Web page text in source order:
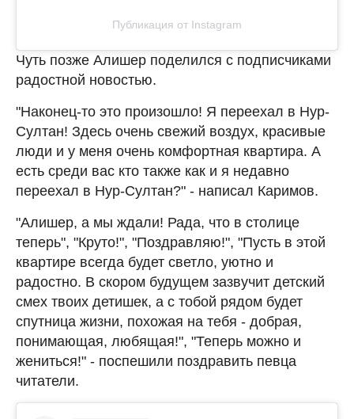
Публикация от Instagram
Чуть позже Алишер поделился с подписчиками
радостной новостью.
"Наконец-то это произошло! Я переехал в Нур-
Султан! Здесь очень свежий воздух, красивые
люди и у меня очень комфортная квартира. А
есть среди вас кто также как и я недавно
переехал в Нур-Султан?" - написал Каримов.
"Алишер, а мы ждали! Рада, что в столице
теперь", "Круто!", "Поздравляю!", "Пусть в этой
квартире всегда будет светло, уютно и
радостно. В скором будущем зазвучит детский
смех твоих детишек, а с тобой рядом будет
спутница жизни, похожая на тебя - добрая,
понимающая, любящая!", "Теперь можно и
жениться!" - поспешили поздравить певца
читатели.